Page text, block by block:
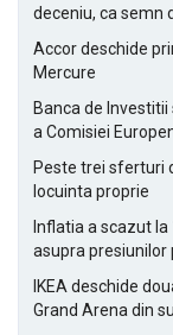
deceniu, ca semn
Accor deschide
Mercure
Banca de
a Comisiei
Peste trei sferturi
locuinta proprie
Inflatia a scazut
asupra
IKEA deschide
Grand Arena din